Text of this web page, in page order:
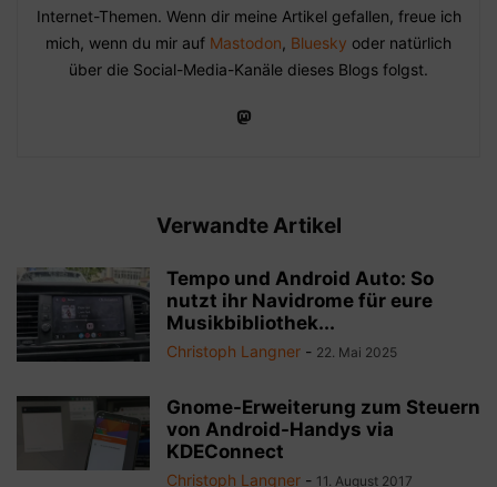
Internet-Themen. Wenn dir meine Artikel gefallen, freue ich
mich, wenn du mir auf Mastodon Bluesky oder natürlich
über die Social-Media-Kanäle dieses Blogs folgst.
Verwandte Artikel
Tempo und Android Auto: So
nutzt ihr Navidrome für eure
Musikbibliothek...
Christoph Langner - 22. Mai 2025
Gnome-Erweiterung zum Steuern
von Android-Handys via
KDEConnect
Christoph Langner - 11. August 2017